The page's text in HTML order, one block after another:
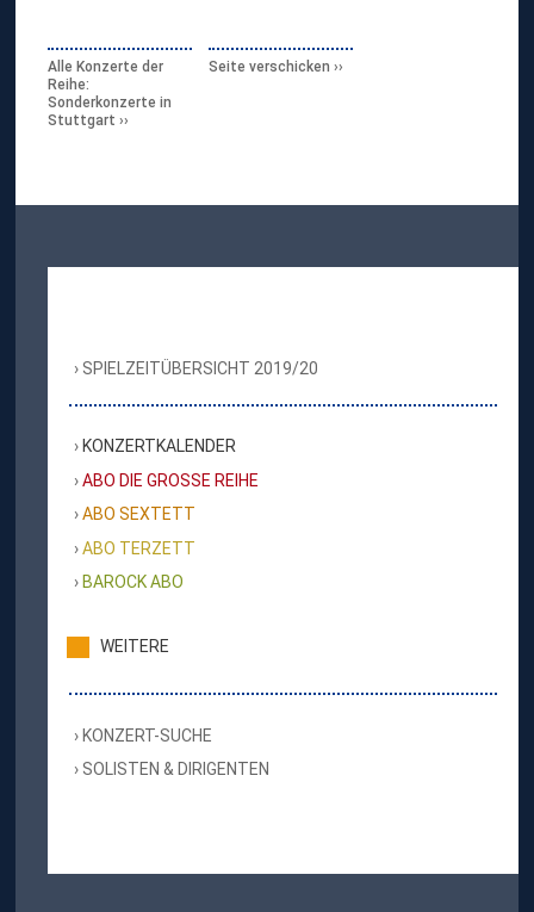
Alle Konzerte der
Reihe:
Sonderkonzerte in
Stuttgart
Seite verschicken
SPIELZEITÜBERSICHT 2019/20
KONZERTKALENDER
ABO DIE GROSSE REIHE
ABO SEXTETT
ABO TERZETT
BAROCK ABO
WEITERE
KONZERT-SUCHE
SOLISTEN & DIRIGENTEN